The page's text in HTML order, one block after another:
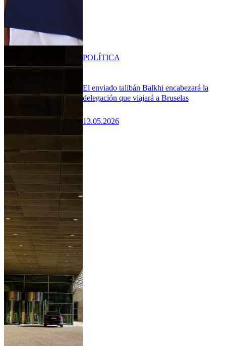
El enviado talibán Balkhi encabezará la
delegación que viajará a Bruselas
13.05.2026
POLÍTICA